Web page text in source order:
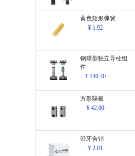
黄色矩形弹簧
¥ 1.92
钢球型独立导柱组
件
¥ 140.40
方形隔板
¥ 42.00
带牙合销
¥ 2.01